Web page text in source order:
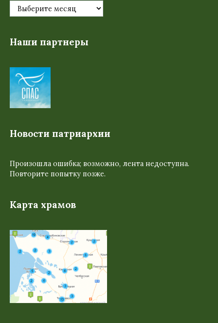
Наши партнеры
Новости патриархии
Произошла ошибка; возможно, лента недоступна.
Повторите попытку позже.
Карта храмов